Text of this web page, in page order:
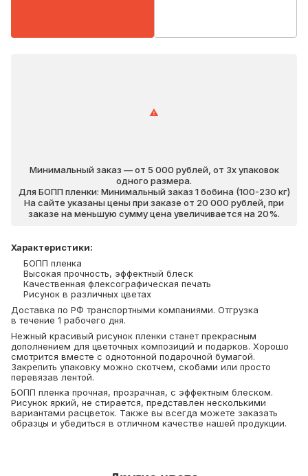
Минимальный заказ — от 5 000 рублей, от 3х упаковок
одного размера.
Для БОПП пленки: Минимальный заказ 1 бобина (100-230 кг)
На сайте указаны цены при заказе от 20 000 рублей, при
заказе на меньшую сумму цена увеличивается на 20%.
Характеристики:
БОПП пленка
Высокая прочность, эффектный блеск
Качественная флексографическая печать
Рисунок в различных цветах
Доставка по РФ транспортными компаниями. Отгрузка
в течение 1 рабочего дня.
Нежный красивый рисунок пленки станет прекрасным
дополнением для цветочных композиций и подарков. Хорошо
смотрится вместе с однотонной подарочной бумагой.
Закрепить упаковку можно скотчем, скобами или просто
перевязав лентой.
БОПП пленка прочная, прозрачная, с эффектным блеском.
Рисунок яркий, не стирается, представлен несколькими
вариантами расцветок. Также вы всегда можете заказать
образцы и убедиться в отличном качестве нашей продукции.